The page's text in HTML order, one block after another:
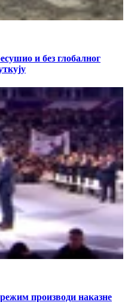
и без глобалног
производи наказне